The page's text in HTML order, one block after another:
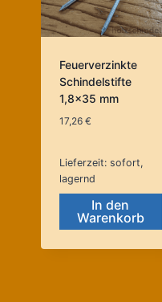
Feuerverzinkte
Schindelstifte
1,8×35 mm
17,26 €
Lieferzeit: sofort,
lagernd
In den
Warenkorb